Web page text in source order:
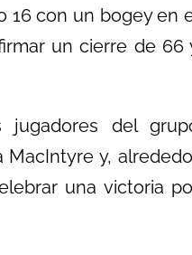
16 con un bogey en
un cierre de 66
jugadores del
MacIntyre y,
una victoria